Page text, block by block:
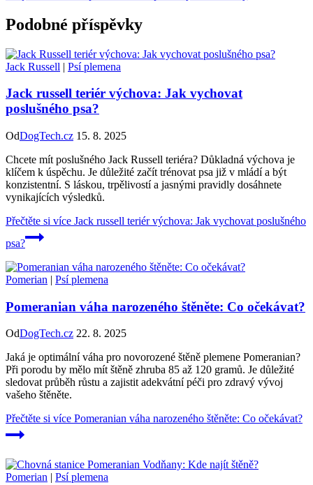
Podobné příspěvky
Jack Russell | Psí plemena
Jack russell teriér výchova: Jak vychovat
poslušného psa?
OdDogTech.cz 15. 8. 2025
Chcete mít poslušného Jack Russell teriéra? Důkladná výchova je
klíčem k úspěchu. Je důležité začít trénovat psa již v mládí a být
konzistentní. S láskou, trpělivostí a jasnými pravidly dosáhnete
vynikajících výsledků.
Přečtěte si více Jack russell teriér výchova: Jak vychovat poslušného
psa?
Pomerian | Psí plemena
Pomeranian váha narozeného štěněte: Co očekávat?
OdDogTech.cz 22. 8. 2025
Jaká je optimální váha pro novorozené štěně plemene Pomeranian?
Při porodu by mělo mít štěně zhruba 85 až 120 gramů. Je důležité
sledovat průběh růstu a zajistit adekvátní péči pro zdravý vývoj
vašeho štěněte.
Přečtěte si více Pomeranian váha narozeného štěněte: Co očekávat?
Pomerian | Psí plemena